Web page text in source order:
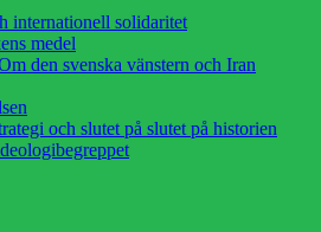
internationell solidaritet
medel
den svenska vänstern och Iran
och slutet på slutet på historien